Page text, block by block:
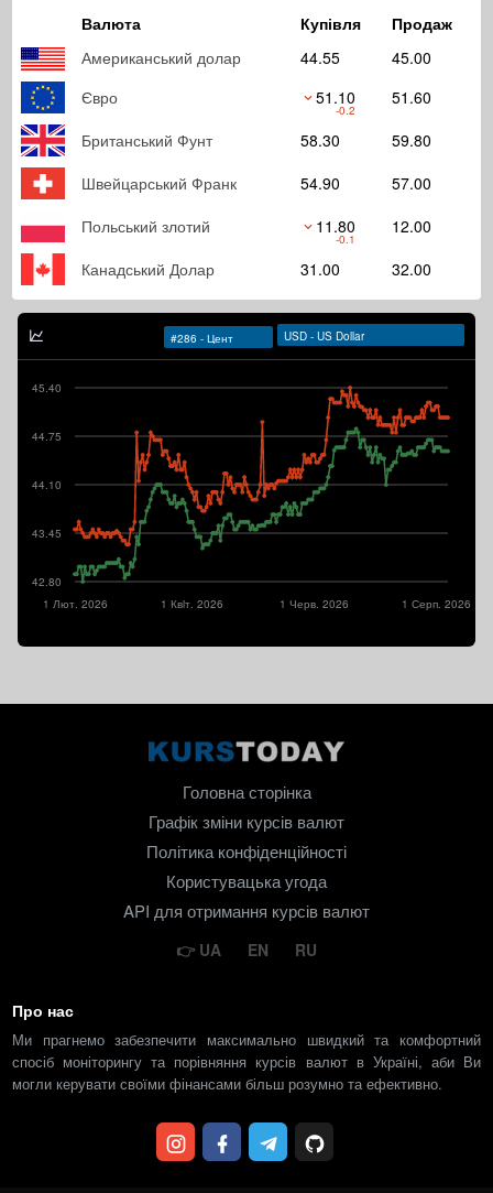
Валюта
Купівля
Продаж
Американський долар
44.55
45.00
Євро
51.10
-0.2
51.60
Британський Фунт
58.30
59.80
Швейцарський Франк
54.90
57.00
Польський злотий
11.80
-0.1
12.00
Канадський Долар
31.00 32.00
42.80
43.45
44.10
44.75
45.40
1 Серп. 2026
1 Черв. 2026
1 Квiт. 2026
1 Лют. 2026
Головна сторінка
Графік зміни курсів валют
Політика конфіденційності
Користувацька угода
API для отримання курсів валют
UA EN RU
Про нас
Ми прагнемо забезпечити максимально швидкий та комфортний
спосіб моніторингу та порівняння курсів валют в Україні, аби Ви
могли керувати своїми фінансами більш розумно та ефективно.